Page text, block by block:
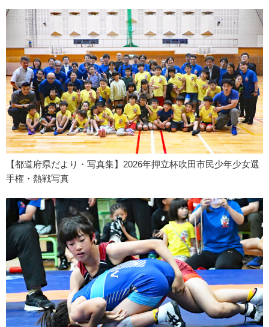
【都道府県だより・写真集】2026年押立杯吹田市民少年少女選
手権・熱戦写真